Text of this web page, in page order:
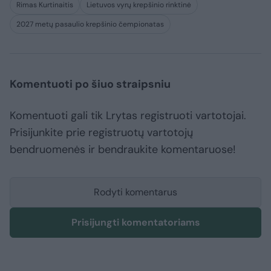
Rimas Kurtinaitis
Lietuvos vyrų krepšinio rinktinė
2027 metų pasaulio krepšinio čempionatas
Komentuoti po šiuo straipsniu
Komentuoti gali tik Lrytas registruoti vartotojai.
Prisijunkite prie registruotų vartotojų
bendruomenės ir bendraukite komentaruose!
Rodyti komentarus
Prisijungti komentatoriams